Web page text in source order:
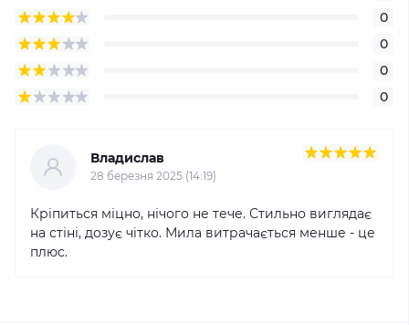
0
0
0
0
Владислав
28 березня 2025 (14:19)
Кріпиться міцно, нічого не тече. Стильно виглядає
на стіні, дозує чітко. Мила витрачається менше - це
плюс.